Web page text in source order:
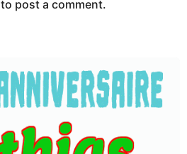
to post a comment.